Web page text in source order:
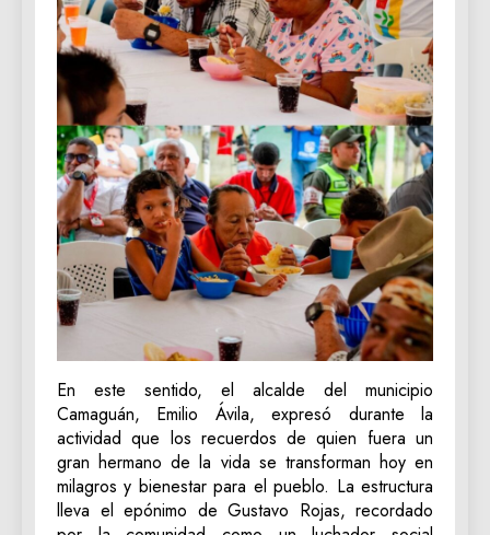
En este sentido, el alcalde del municipio
Camaguán, Emilio Ávila, expresó durante la
actividad que los recuerdos de quien fuera un
gran hermano de la vida se transforman hoy en
milagros y bienestar para el pueblo. La estructura
lleva el epónimo de Gustavo Rojas, recordado